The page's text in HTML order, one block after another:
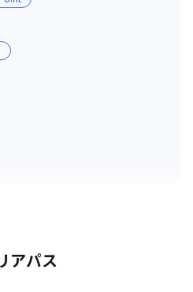
業から高い信頼を得ています。
いあいとしたコミュニケーシ
発信に対して回答やスタンプ
々検討しています
モートを導入しており、東京
3日以上テレワークを活用
優先出社日を定め、出社した
アパス